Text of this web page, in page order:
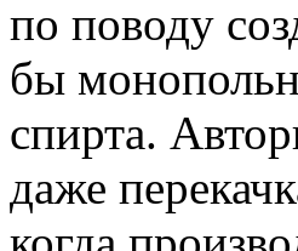
по поводу
бы
спирта.
даже